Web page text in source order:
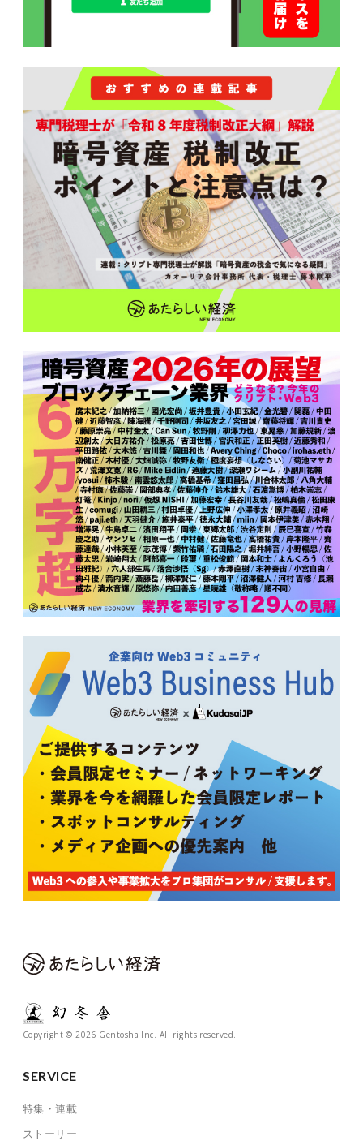
Copyright © 2026 Gentosha Inc. All rights reserved.
SERVICE
特集・連載
ストーリー